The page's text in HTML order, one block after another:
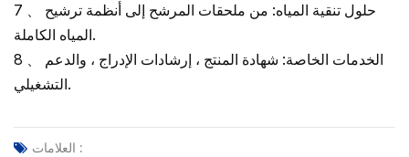
7 、 حلول تنقية المياه: من ملحقات المرشح إلى أنظمة ترشيح
المياه الكاملة.
8 、 الخدمات الخاصة: شهادة المنتج ، إرشادات الإدراج ، والدعم
التشغيلي.
العلامات :